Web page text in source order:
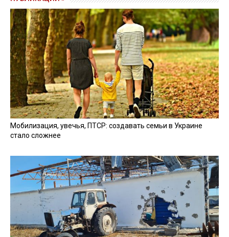
Мобилизация, увечья, ПТСР: создавать семьи в Украине
стало сложнее